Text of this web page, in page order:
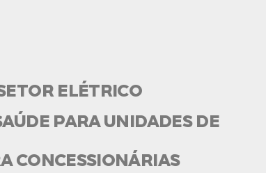
ELÉTRICO
PARA UNIDADES DE
CONCESSIONÁRIAS